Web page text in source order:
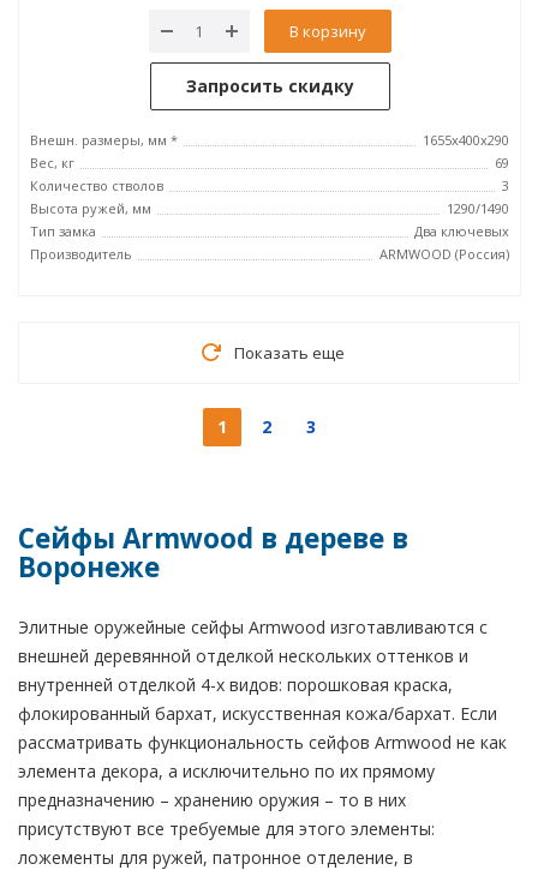
В корзину
Запросить скидку
Внешн. размеры, мм *
1655х400х290
Вес, кг
69
Количество стволов
3
Высота ружей, мм
1290/1490
Тип замка
Два ключевых
Производитель
ARMWOOD (Россия)
Показать еще
1 2 3
Сейфы Armwood в дереве в
Воронеже
Элитные оружейные сейфы Armwood изготавливаются с
внешней деревянной отделкой нескольких оттенков и
внутренней отделкой 4-х видов: порошковая краска,
флокированный бархат, искусственная кожа/бархат. Если
рассматривать функциональность сейфов Armwood не как
элемента декора, а исключительно по их прямому
предназначению – хранению оружия – то в них
присутствуют все требуемые для этого элементы:
ложементы для ружей, патронное отделение, в